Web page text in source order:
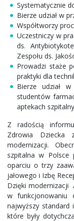
Systematycznie
Bierze udział w
Współtworzy
Uczestniczy w
ds.
Zespołu ds.
Prowadzi staże
praktyki dla
Bierze udział
studentów
aptekach
Z radością
Zdrowia Dziecka
modernizacji.
szpitalna w Polsce
oparciu o trzy
jałowego i Izbę
Dzięki modernizacji
w funkcjonowaniu
najwyższy standard
które były